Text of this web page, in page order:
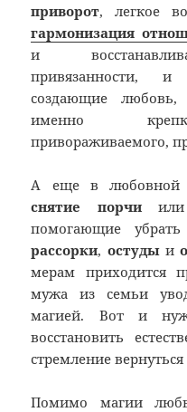
приворот, легкое
гармонизация
и
привязанности, и
создающие
именно
привораживаемого,
А еще в любовной
снятие порчиили
помогающие
рассорки, остудыи
мерам приходится
мужа из семьи
магией. Вот и
восстановить
стремление
Помимо магии